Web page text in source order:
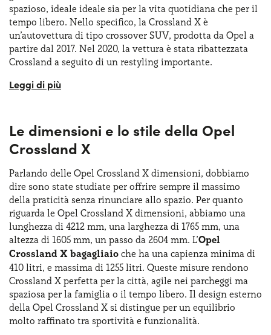
spazioso, ideale ideale sia per la vita quotidiana che per il
tempo libero. Nello specifico, la Crossland X è
un’autovettura di tipo crossover SUV, prodotta da Opel a
partire dal 2017. Nel 2020, la vettura è stata ribattezzata
Crossland a seguito di un restyling importante.
La Crossland X è stata progettata espressamente per
avanzata e con una posizione di guida rialzata che
garantisce massima visibilità e sicurezza. La Crossland X si
distingue per la sua natura poliedrica: è un crossover
urbano, ma non rinuncia a un look da SUV grazie alle
linee robuste, ai paraurti pronunciati e alle protezioni
laterali. La Crossland X ha una
grande versatilità
che la
rende ideale per la guida cittadina, dove agilità e facilità
di parcheggio sono di grande importanza, ma anche per
viaggi lunghi. La filosofia progettuale della Crossland X è
orientata alla praticità: ogni dettaglio, dagli interni
modulari ai numerosi vani portaoggetti, è stato pensato
per semplificare la vita quotidiana. Insomma, al Crossland
X risulta la scelta perfetta per quanti ricercano un’auto
compatta ma spaziosa, un crossover che si sa adattare a
diversi stili di vita, offrendo sempre il massimo in termini
di funzionalità e comfort.
Le dimensioni e lo stile della Opel
Crossland X
Parlando delle Opel Crossland X dimensioni, dobbiamo
dire sono state studiate per offrire sempre il massimo
della praticità senza rinunciare allo spazio. Per quanto
riguarda le Opel Crossland X dimensioni, abbiamo una
lunghezza di 4212 mm, una larghezza di 1765 mm, una
altezza di 1605 mm, un passo da 2604 mm. L’Opel
Crossland X bagagliaio che ha una capienza minima di
410 litri, e massima di 1255 litri. Queste misure rendono
Crossland X perfetta per la città, agile nei parcheggi ma
spaziosa per la famiglia o il tempo libero. Il design esterno
della Opel Crossland X si distingue per un equilibrio
molto raffinato tra sportività e funzionalità.